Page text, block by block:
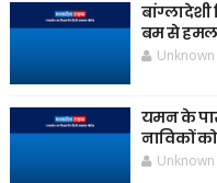
बम से
Unknown
यमन के
नाविकों
Unknown